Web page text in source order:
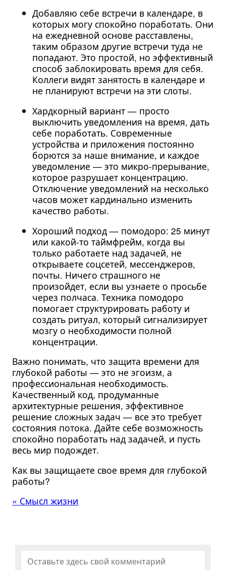
Добавляю себе встречи в календаре, в
которых могу спокойно поработать. Они
на ежедневной основе расставлены,
таким образом другие встречи туда не
попадают. Это простой, но эффективный
способ заблокировать время для себя.
Коллеги видят занятость в календаре и
не планируют встречи на эти слоты.
Хардкорный вариант — просто
выключить уведомления на время, дать
себе поработать. Современные
устройства и приложения постоянно
борются за наше внимание, и каждое
уведомление — это микро-прерывание,
которое разрушает концентрацию.
Отключение уведомлений на несколько
часов может кардинально изменить
качество работы.
Хороший подход — помодоро: 25 минут
или какой-то таймфрейм, когда вы
только работаете над задачей, не
открываете соцсетей, мессенджеров,
почты. Ничего страшного не
произойдет, если вы узнаете о просьбе
через полчаса. Техника помодоро
помогает структурировать работу и
создать ритуал, который сигнализирует
мозгу о необходимости полной
концентрации.
Важно понимать, что защита времени для
глубокой работы — это не эгоизм, а
профессиональная необходимость.
Качественный код, продуманные
архитектурные решения, эффективное
решение сложных задач — все это требует
состояния потока. Дайте себе возможность
спокойно поработать над задачей, и пусть
весь мир подождет.
Как вы защищаете свое время для глубокой
работы?
« Смысл жизни